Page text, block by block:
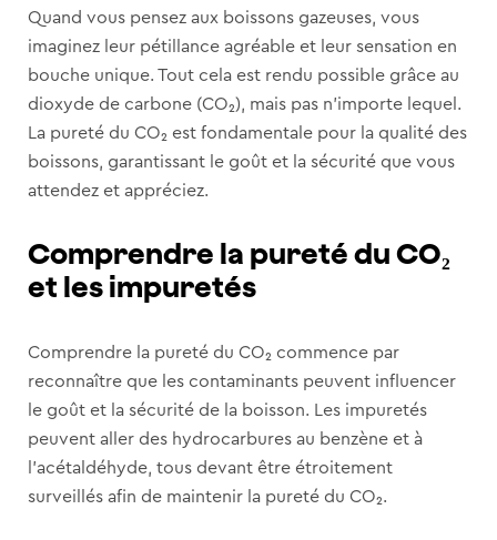
Quand vous pensez aux boissons gazeuses, vous
imaginez leur pétillance agréable et leur sensation en
bouche unique. Tout cela est rendu possible grâce au
dioxyde de carbone (CO₂), mais pas n’importe lequel.
La pureté du CO₂ est fondamentale pour la qualité des
boissons, garantissant le goût et la sécurité que vous
attendez et appréciez.
Comprendre la pureté du CO₂
et les impuretés
Comprendre la pureté du CO₂ commence par
reconnaître que les contaminants peuvent influencer
le goût et la sécurité de la boisson. Les impuretés
peuvent aller des hydrocarbures au benzène et à
l’acétaldéhyde, tous devant être étroitement
surveillés afin de maintenir la pureté du CO₂.